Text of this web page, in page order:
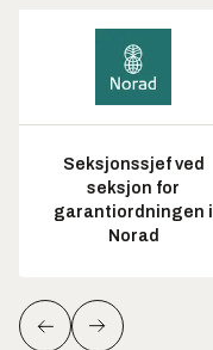
Seksjonssjef ved
seksjon for
garantiordningen i
Norad